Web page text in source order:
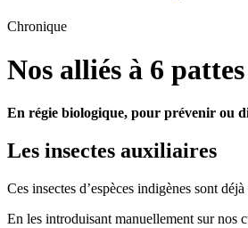
Chronique
Nos alliés à 6 pattes
En régie biologique, pour prévenir ou
Les insectes auxiliaires
Ces insectes d’espèces indigènes sont
En les introduisant manuellement sur nos